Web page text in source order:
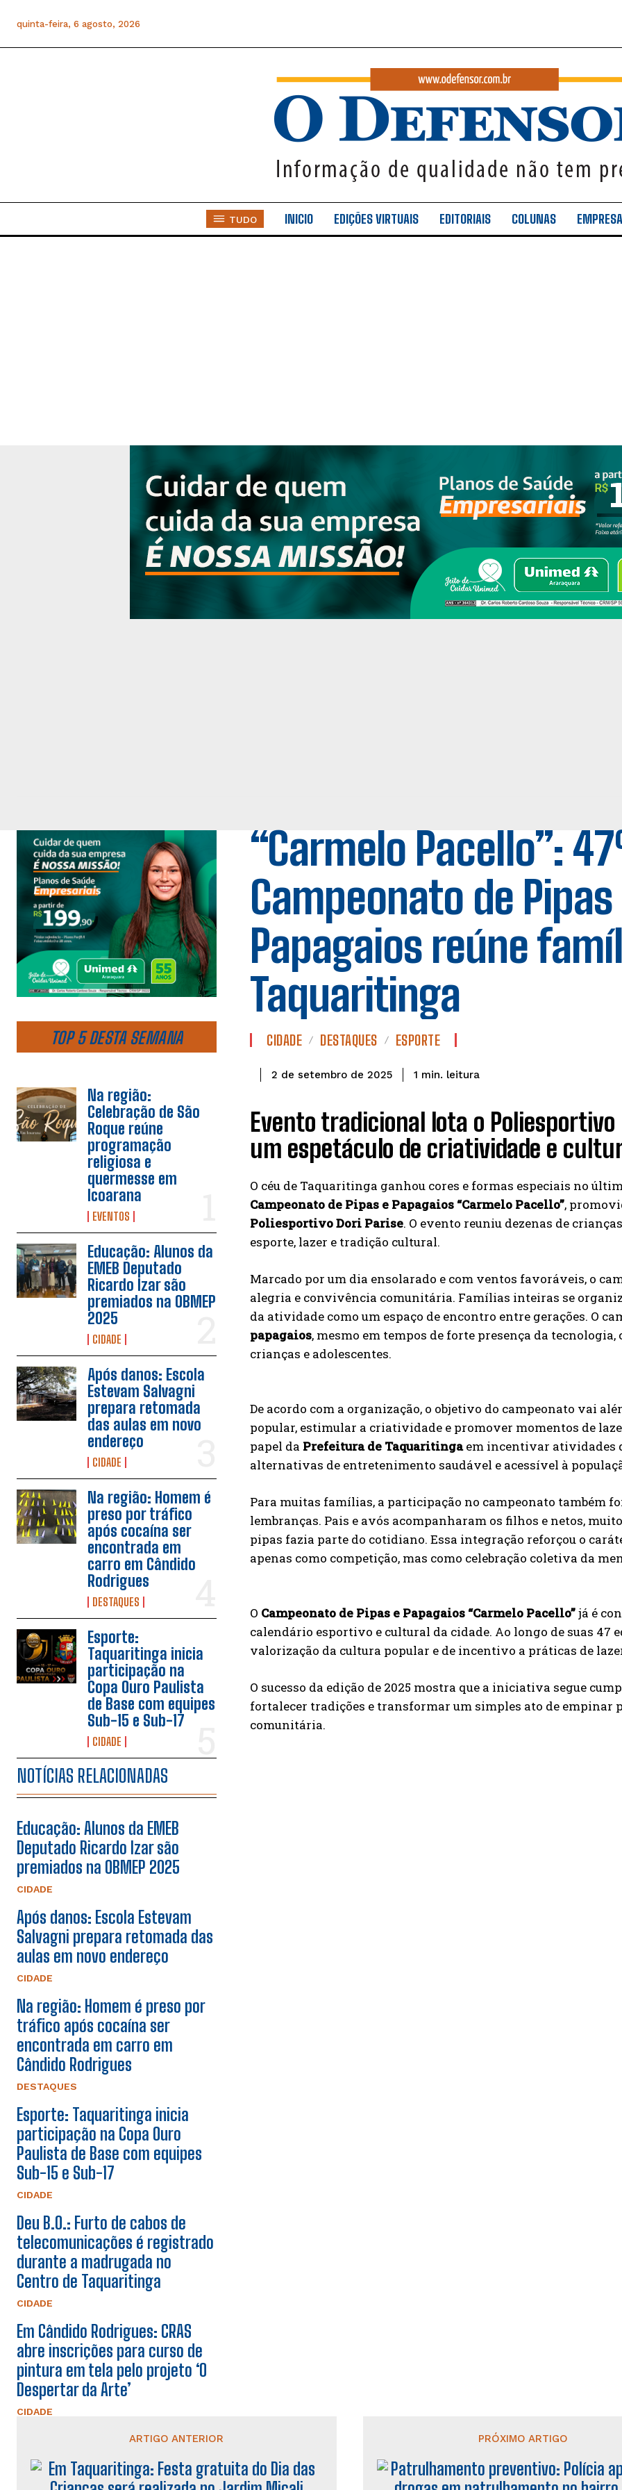
quinta-feira, 6 agosto, 2026
TUDO INICIO EDIÇÕES VIRTUAIS EDITORIAIS COLUNAS EMPRESA
TOP 5 DESTA SEMANA
Na região:
Celebração de São
Roque reúne
programação
religiosa e
quermesse em
Icoarana
EVENTOS
Educação: Alunos da
EMEB Deputado
Ricardo Izar são
premiados na OBMEP
2025
CIDADE
Após danos: Escola
Estevam Salvagni
prepara retomada
das aulas em novo
endereço
CIDADE
Na região: Homem é
preso por tráfico
após cocaína ser
encontrada em
carro em Cândido
Rodrigues
DESTAQUES
Esporte:
Taquaritinga inicia
participação na
Copa Ouro Paulista
de Base com equipes
Sub-15 e Sub-17
CIDADE
NOTÍCIAS RELACIONADAS
Educação: Alunos da EMEB
Deputado Ricardo Izar são
premiados na OBMEP 2025
CIDADE
Após danos: Escola Estevam
Salvagni prepara retomada das
aulas em novo endereço
CIDADE
Na região: Homem é preso por
tráfico após cocaína ser
encontrada em carro em
Cândido Rodrigues
DESTAQUES
Esporte: Taquaritinga inicia
participação na Copa Ouro
Paulista de Base com equipes
Sub-15 e Sub-17
CIDADE
Deu B.O.: Furto de cabos de
telecomunicações é registrado
durante a madrugada no
Centro de Taquaritinga
CIDADE
Em Cândido Rodrigues: CRAS
abre inscrições para curso de
pintura em tela pelo projeto ‘O
Despertar da Arte’
CIDADE
“Carmelo Pacello”:
Campeonato de Pipas
Papagaios reúne
Taquaritinga
CIDADE DESTAQUES ESPORTE
2 de setembro de 2025 1 min. leitura
Evento tradicional lota o
um espetáculo de criatividade e
O céu de Taquaritinga ganhou cores e formas especiais no
Campeonato de Pipas e Papagaios “Carmelo Pacello”,
Poliesportivo Dori Parise. O evento reuniu dezenas de
esporte, lazer e tradição cultural.
Marcado por um dia ensolarado e com ventos favoráveis, o
alegria e convivência comunitária. Famílias inteiras se
da atividade como um espaço de encontro entre gerações. O
papagaios, mesmo em tempos de forte presença da
crianças e adolescentes.
De acordo com a organização, o objetivo do campeonato vai
popular, estimular a criatividade e promover momentos de
papel da Prefeitura de Taquaritingaem incentivar atividades
alternativas de entretenimento saudável e acessível à
Para muitas famílias, a participação no campeonato também
lembranças. Pais e avós acompanharam os filhos e netos,
pipas fazia parte do cotidiano. Essa integração reforçou o
apenas como competição, mas como celebração coletiva da
O Campeonato de Pipas e Papagaios “Carmelo Pacello”já é
calendário esportivo e cultural da cidade. Ao longo de suas 47
valorização da cultura popular e de incentivo a práticas de
O sucesso da edição de 2025 mostra que a iniciativa segue
fortalecer tradições e transformar um simples ato de empinar
comunitária.
ARTIGO ANTERIOR PRÓXIMO ARTIGO